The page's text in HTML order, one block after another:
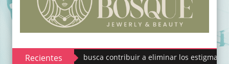
Recientes
Codhem busca contribuir a eliminar los estigmas y mitos